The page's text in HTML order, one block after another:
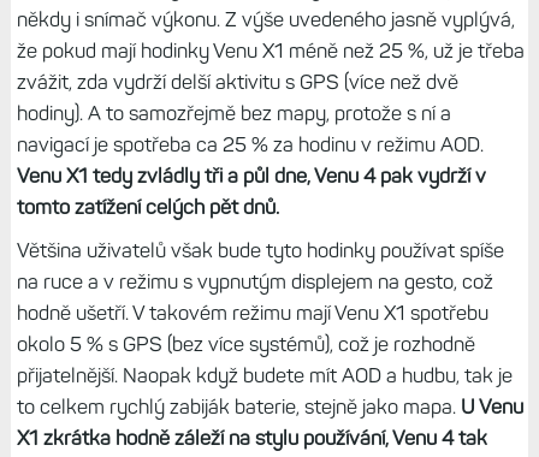
Indoor: aktivity jas 1/3, AOD, gesto vypnuté
Chůze, lyže a další venkovní aktivity: jas 2/3, noAOD,
gesto aktivní
Noční režim 22-6 h, PulseOX aktivní
Moje aktivity pak během čtyř dnů vypadaly takto:
Úterý 100 %, kolo 2:15 h, 80/87 %, kardio 35 m,
76/85 %
Středa 71/83 %, kolo 1:10 h, 55/73 %, večer 51/71
%
Čtvrtek 47/68 %, poledne 42/66 %, kolo 2 h, 24/56